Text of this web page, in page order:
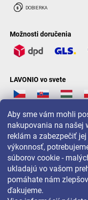
Aby sme vám mohli
nakupovania na našej
reklám a zabezpečiť
výkonnosť,
súborov cookie -
ukladajú vo vašom
pomáhate nám
ďakujeme.
Možnosti doručenia
LAVONIO vo svete
Pre akcie, súťaže a zľavy